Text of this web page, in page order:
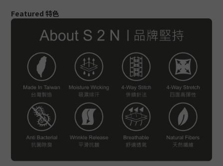
Featured 特色